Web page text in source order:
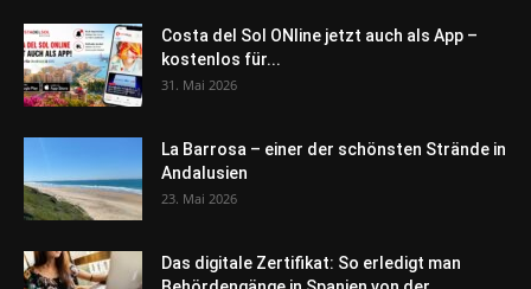
Costa del Sol ONline jetzt auch als App –
kostenlos für...
31. Mai 2026
La Barrosa – einer der schönsten Strände in
Andalusien
23. Mai 2026
Das digitale Zertifikat: So erledigt man